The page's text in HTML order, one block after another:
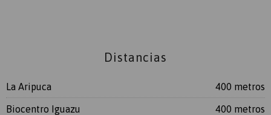
Distancias
La Aripuca 400 metros
Biocentro Iguazu 400 metros